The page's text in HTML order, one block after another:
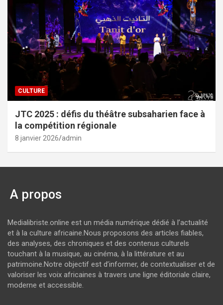
CULTURE
JTC 2025 : défis du théâtre subsaharien face à
la compétition régionale
8 janvier 2026 admin
A propos
Medialibriste.online est un média numérique dédié à l’actualité
et à la culture africaine.Nous proposons des articles fiables,
des analyses, des chroniques et des contenus culturels
touchant à la musique, au cinéma, à la littérature et au
patrimoine.Notre objectif est d’informer, de contextualiser et de
valoriser les voix africaines à travers une ligne éditoriale claire,
moderne et accessible.